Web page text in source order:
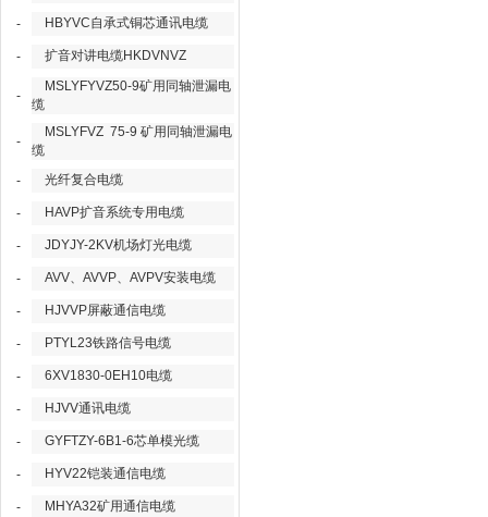
- HBYVC自承式铜芯通讯电缆
- 扩音对讲电缆HKDVNVZ
-
MSLYFYVZ50-9矿用同轴泄漏电
缆
-
MSLYFVZ 75-9 矿用同轴泄漏电
缆
-
光纤复合电缆
- HAVP扩音系统专用电缆
- JDYJY-2KV机场灯光电缆
- AVV、AVVP、AVPV安装电缆
- HJVVP屏蔽通信电缆
- PTYL23铁路信号电缆
- 6XV1830-0EH10电缆
- HJVV通讯电缆
- GYFTZY-6B1-6芯单模光缆
- HYV22铠装通信电缆
- MHYA32矿用通信电缆